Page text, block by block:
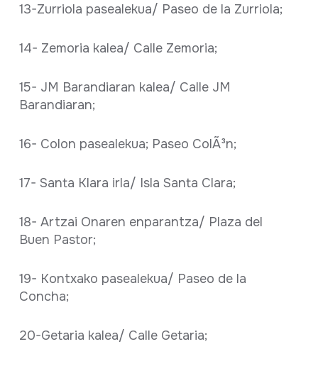
13-Zurriola pasealekua/ Paseo de la Zurriola;
14- Zemoria kalea/ Calle Zemoria;
15- JM Barandiaran kalea/ Calle JM
Barandiaran;
16- Colon pasealekua; Paseo ColÃ³n;
17- Santa Klara irla/ Isla Santa Clara;
18- Artzai Onaren enparantza/ Plaza del
Buen Pastor;
19- Kontxako pasealekua/ Paseo de la
Concha;
20-Getaria kalea/ Calle Getaria;